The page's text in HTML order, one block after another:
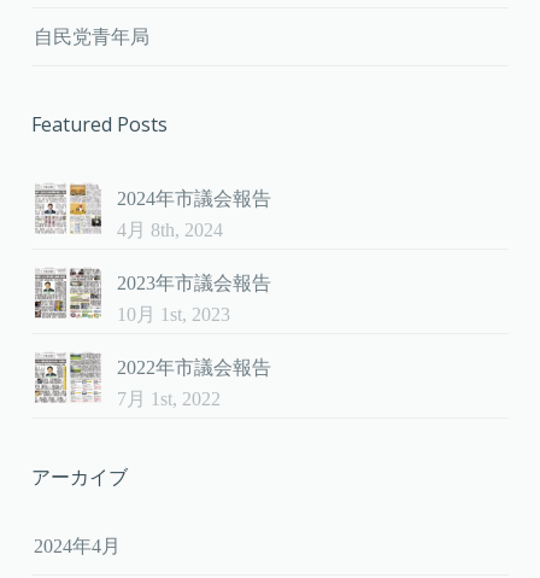
自民党青年局
Featured Posts
2024年市議会報告
4月 8th, 2024
2023年市議会報告
10月 1st, 2023
2022年市議会報告
7月 1st, 2022
アーカイブ
2024年4月